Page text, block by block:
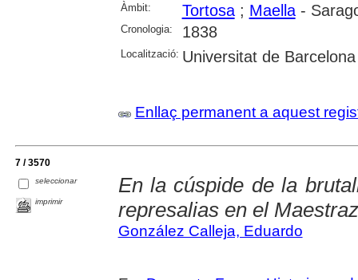
Àmbit: Tortosa; Maella-
Cronologia: 1838
Localització: Universitat de Barcelona
Enllaç permanent a aquest
7 / 3570
seleccionar
imprimir
En la cúspide de la
represalias en el
González Calleja, Eduardo